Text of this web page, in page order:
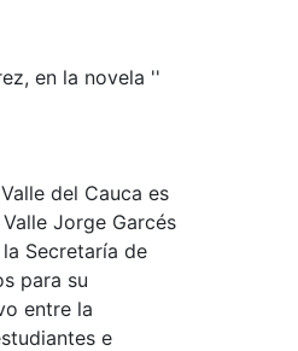
en la novela ''
del Cauca es
Jorge Garcés
Secretaría de
para su
entre la
e